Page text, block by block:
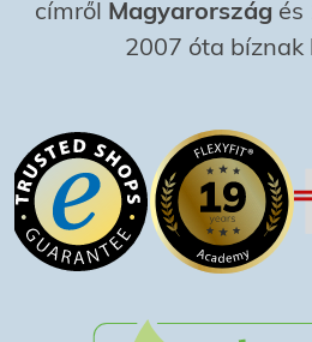
címről Magyarországés
2007 óta bíznak